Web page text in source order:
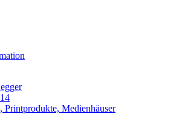
Printprodukte, Medienhäuser